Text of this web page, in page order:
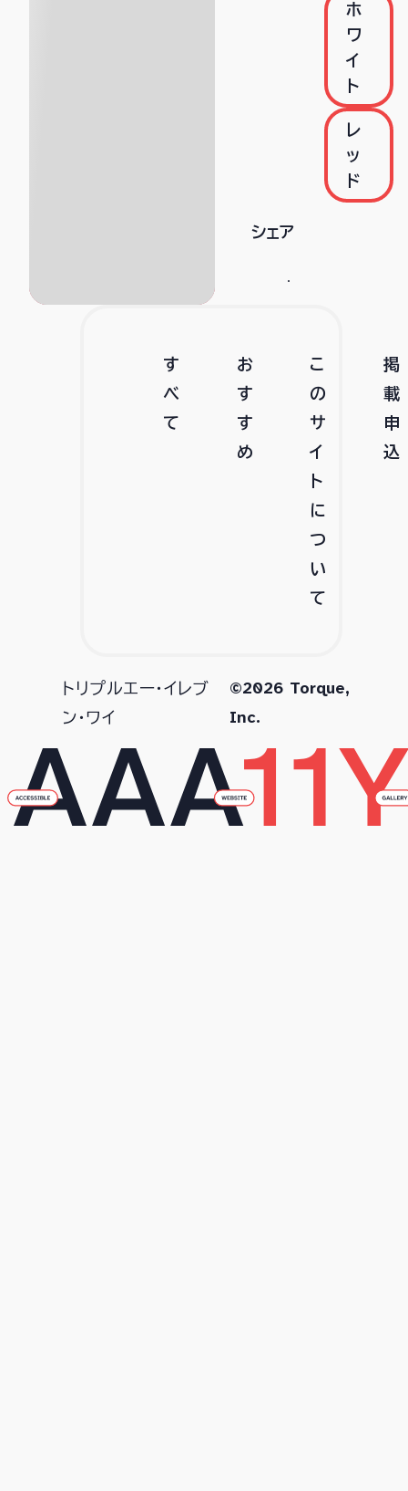
ホ
ワ
イ
ト
レ
ッ
ド
シェア
す
べ
て
お
す
す
め
こ
の
サ
イ
ト
に
つ
い
て
掲
載
申
込
トリプルエー・イレブ
ン・ワイ
©2026 Torque,
Inc.